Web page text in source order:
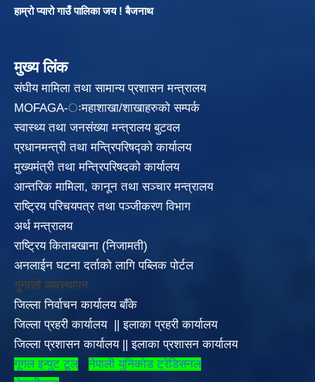
हाम्रो प्यारो गाउँ पालिका जय ! बैजनाथ
मुख्य लिंक
संघीय मामिला तथा सामान्य प्रशासन मन्त्रालय
MOFAGA-ःमहाशाखा/शाखाहरुको सम्पर्क
स्वास्थ्य तथा जनसंख्या मन्त्रालय बुटवल
प्रधानमन्त्री तथा मन्त्रिपरिषद्को कार्यालय
मुख्यमंत्री तथा मन्त्रिपरिषदको कार्यालय
आन्तरिक मामिला, कानून तथा सञ्चार मन्त्रालय
राष्ट्रिय परिचयपत्र तथा पञ्जीकरण विभाग
अर्थ मन्त्रालय
राष्ट्रिय किताबखाना (निजामती)
अनलाईन घटना दर्ताको लागि पब्लिक पोर्टल
गुनासो व्यवस्थापन
जिल्ला निर्वाचन कार्यालय बाँके
जिल्ला प्रहरी कार्यालय
||इलाका प्रहरी कार्यालय
जिल्ला प्रशासन कार्यालय||इलाका प्रशासन कार्यालय
गूगल इन्पुट टूल
नेपाली युनिकोड ट्रेडिसनल